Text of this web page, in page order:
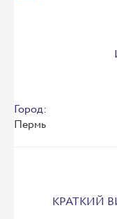
Город:
Пермь
КРАТКИЙ